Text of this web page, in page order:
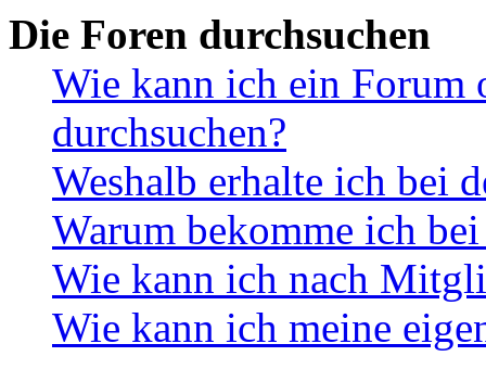
Die Foren durchsuchen
Wie kann ich ein Forum
durchsuchen?
Weshalb erhalte ich bei
Warum bekomme ich
Wie kann ich nach
Wie kann ich meine